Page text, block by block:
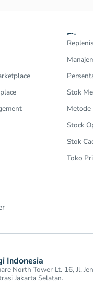
Fitur
Stok
Metode
Stock
Stok
Toko
Indonesia
North Tower Lt. 16, Jl.
Jakarta Selatan.